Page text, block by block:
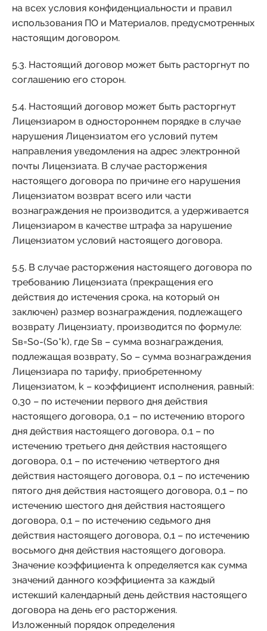
на всех условия конфиденциальности и правил
использования ПО и Материалов, предусмотренных
настоящим договором.
5.3. Настоящий договор может быть расторгнут по
соглашению его сторон.
5.4. Настоящий договор может быть расторгнут
Лицензиаром в одностороннем порядке в случае
нарушения Лицензиатом его условий путем
направления уведомления на адрес электронной
почты Лицензиата. В случае расторжения
настоящего договора по причине его нарушения
Лицензиатом возврат всего или части
вознаграждения не производится, а удерживается
Лицензиаром в качестве штрафа за нарушение
Лицензиатом условий настоящего договора.
5.5. В случае расторжения настоящего договора по
требованию Лицензиата (прекращения его
действия до истечения срока, на который он
заключен) размер вознаграждения, подлежащего
возврату Лицензиату, производится по формуле:
Sв=Sо-(Sо*k), где Sв – сумма вознаграждения,
подлежащая возврату, Sо – сумма вознаграждения
Лицензиара по тарифу, приобретенному
Лицензиатом, k – коэффициент исполнения, равный:
0,30 – по истечении первого дня действия
настоящего договора, 0,1 – по истечению второго
дня действия настоящего договора, 0,1 – по
истечению третьего дня действия настоящего
договора, 0,1 – по истечению четвертого дня
действия настоящего договора, 0,1 – по истечению
пятого дня действия настоящего договора, 0,1 – по
истечению шестого дня действия настоящего
договора, 0,1 – по истечению седьмого дня
действия настоящего договора, 0,1 – по истечению
восьмого дня действия настоящего договора.
Значение коэффициента k определяется как сумма
значений данного коэффициента за каждый
истекший календарный день действия настоящего
договора на день его расторжения.
Изложенный порядок определения